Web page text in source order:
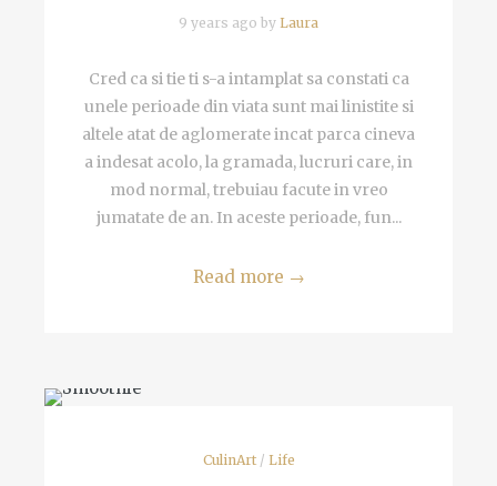
9 years ago by Laura
Cred ca si tie ti s-a intamplat sa constati ca
unele perioade din viata sunt mai linistite si
altele atat de aglomerate incat parca cineva
a indesat acolo, la gramada, lucruri care, in
mod normal, trebuiau facute in vreo
jumatate de an. In aceste perioade, fun...
Read more →
CulinArt/ Life